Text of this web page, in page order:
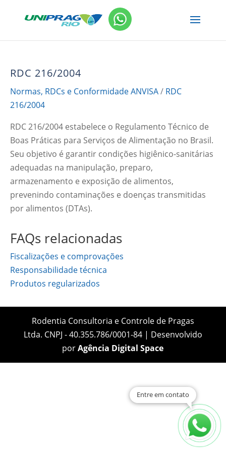
RDC 216/2004
Normas, RDCs e Conformidade ANVISA/ RDC
216/2004
RDC 216/2004 estabelece o Regulamento Técnico de
Boas Práticas para Serviços de Alimentação no Brasil.
Seu objetivo é garantir condições higiênico-sanitárias
adequadas na manipulação, preparo,
armazenamento e exposição de alimentos,
prevenindo contaminações e doenças transmitidas
por alimentos (DTAs).
FAQs relacionadas
Fiscalizações e comprovações
Responsabilidade técnica
Produtos regularizados
Rodentia Consultoria e Controle de Pragas
Ltda. CNPJ - 40.355.786/0001-84 | Desenvolvido
porAgência Digital Space
Entre em contato